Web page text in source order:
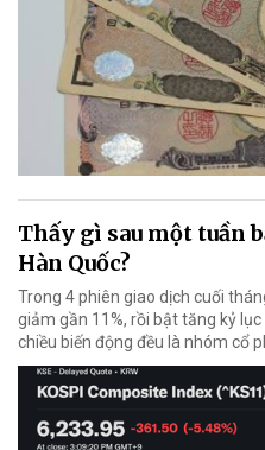
Thấy gì sau một tuần
Hàn Quốc?
Trong 4 phiên giao dịch cuối
giảm gần 11%, rồi bật tăng kỷ
chiều biến động đều là nhóm cổ